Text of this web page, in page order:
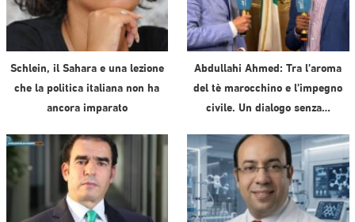
Schlein, il Sahara e una lezione
che la politica italiana non ha
ancora imparato
Abdullahi Ahmed: Tra l’aroma
del tè marocchino e l’impegno
civile. Un dialogo senza…